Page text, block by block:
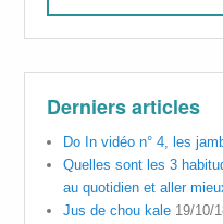
Derniers articles
Do In vidéo n° 4, les
Quelles sont les 3
au quotidien et aller
Jus de chou kale 19/10/